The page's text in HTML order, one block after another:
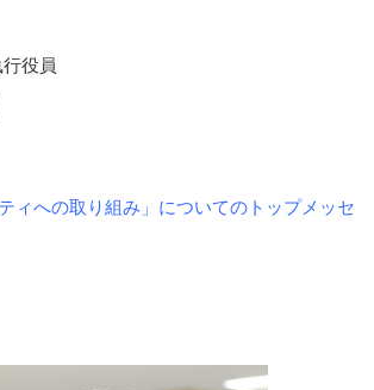
役員
ィへの取り組み」についてのトップメッセ